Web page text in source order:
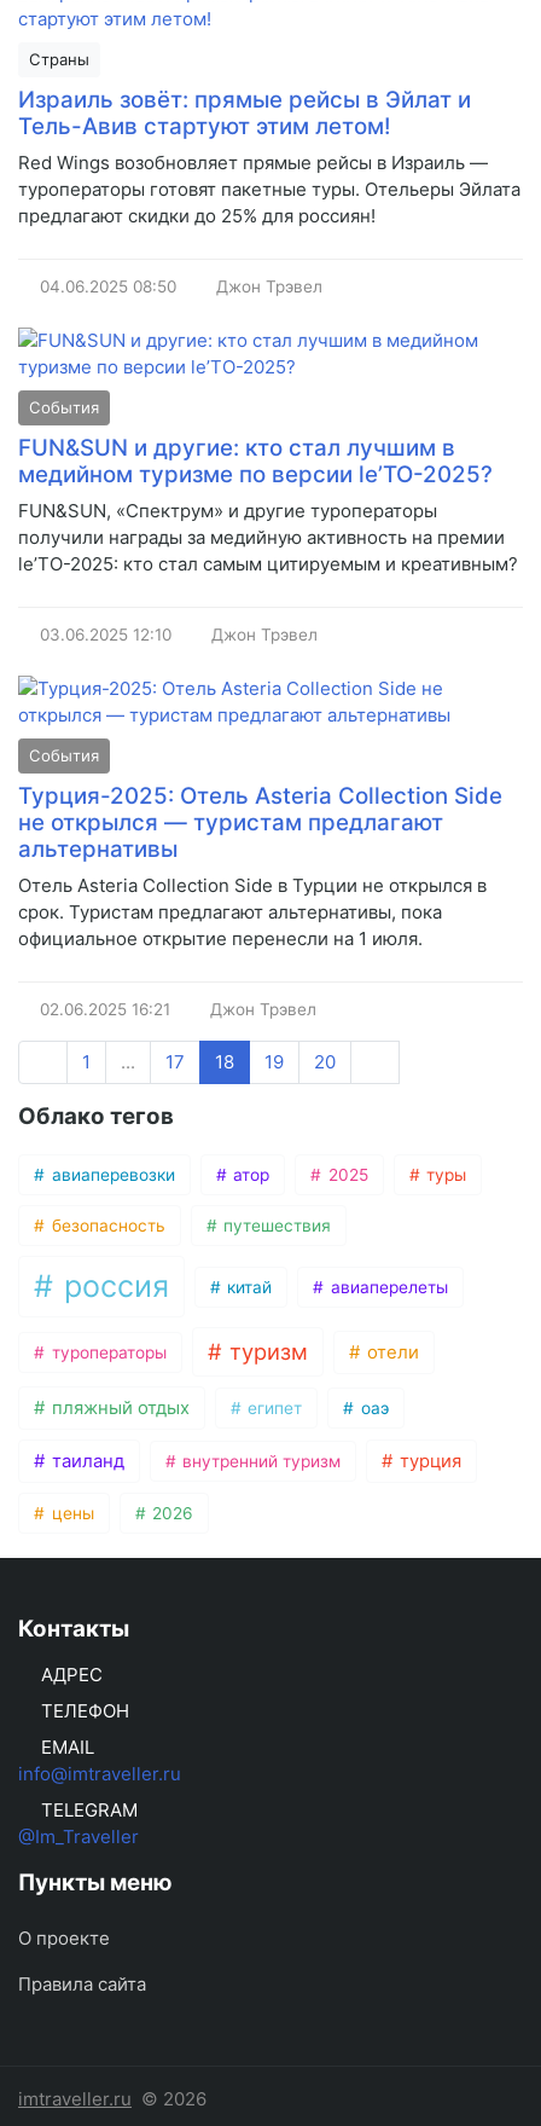
Страны
Израиль зовёт: прямые рейсы в Эйлат и
Тель-Авив стартуют этим летом!
Red Wings возобновляет прямые рейсы в Израиль —
туроператоры готовят пакетные туры. Отельеры Эйлата
предлагают скидки до 25% для россиян!
04.06.2025 08:50 Джон Трэвел
События
FUN&SUN и другие: кто стал лучшим в
медийном туризме по версии le’TO-2025?
FUN&SUN, «Спектрум» и другие туроператоры
получили награды за медийную активность на премии
le’TO-2025: кто стал самым цитируемым и креативным?
03.06.2025 12:10 Джон Трэвел
События
Турция-2025: Отель Asteria Collection Side
не открылся — туристам предлагают
альтернативы
Отель Asteria Collection Side в Турции не открылся в
срок. Туристам предлагают альтернативы, пока
официальное открытие перенесли на 1 июля.
02.06.2025 16:21 Джон Трэвел
1 ... 17 18 19 20
Облако тегов
авиаперевозки атор 2025 туры
безопасность путешествия
россия китай авиаперелеты
туроператоры туризм отели
пляжный отдых египет оаэ
таиланд внутренний туризм турция
цены 2026
Контакты
АДРЕС
ТЕЛЕФОН
EMAIL
info@imtraveller.ru
TELEGRAM
@Im_Traveller
Пункты меню
О проекте
Правила сайта
imtraveller.ru © 2026